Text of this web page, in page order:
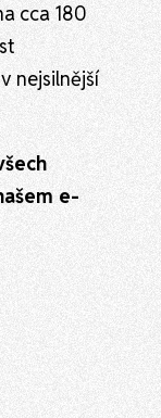
cca 180
nejsilnější
e-